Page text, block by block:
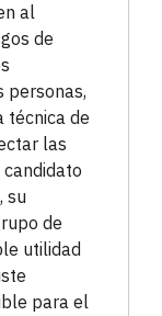
al
de
personas,
técnica de
las
su
de
utilidad
para el